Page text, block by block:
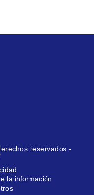
reservados -
la información